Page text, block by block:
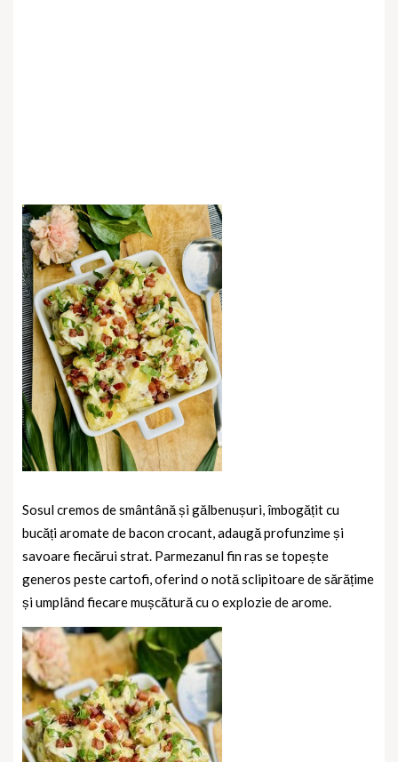
Sosul cremos de smântână și gălbenușuri, îmbogățit cu
bucăți aromate de bacon crocant, adaugă profunzime și
savoare fiecărui strat. Parmezanul fin ras se topește
generos peste cartofi, oferind o notă sclipitoare de sărățime
și umplând fiecare mușcătură cu o explozie de arome.